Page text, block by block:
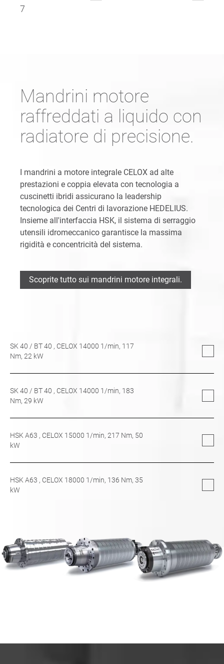
7
Mandrini motore
raffreddati a liquido con
radiatore di precisione.
I mandrini a motore integrale CELOX ad alte
prestazioni e coppia elevata con tecnologia a
cuscinetti ibridi assicurano la leadership
tecnologica dei Centri di lavorazione HEDELIUS.
Insieme all'interfaccia HSK, il sistema di serraggio
utensili idromeccanico garantisce la massima
rigidità e concentricità del sistema.
Scoprite tutto sui mandrini motore integrali.
SK 40 / BT 40 , CELOX 14000 1/min, 117
Nm, 22 kW
SK 40 / BT 40 , CELOX 14000 1/min, 183
Nm, 29 kW
HSK A63 , CELOX 15000 1/min, 217 Nm, 50
kW
HSK A63 , CELOX 18000 1/min, 136 Nm, 35
kW